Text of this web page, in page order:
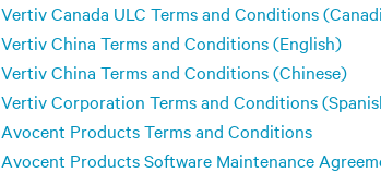
Vertiv Canada ULC Terms and Conditions
Vertiv China Terms and Conditions (English)
Vertiv China Terms and Conditions (Chinese)
Vertiv Corporation Terms and Conditions
Avocent Products Terms and Conditions
Avocent Products Software Maintenance